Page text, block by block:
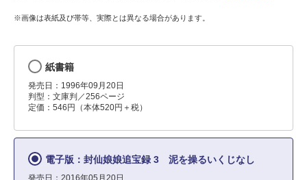
※画像は表紙及び帯等、実際とは異なる場合があります。
紙書籍
発売日：1996年09月20日
判型：文庫判／256ページ
定価：546円（本体520円＋税）
電子版：封仙娘娘追宝録 3 泥を操るいくじなし
発売日：2016年05月20日